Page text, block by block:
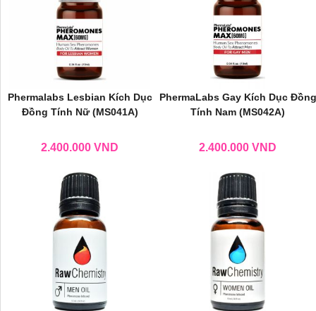
Phermalabs Lesbian Kích Dục
Đồng Tính Nữ (MS041A)
2.400.000 VND
PhermaLabs Gay Kích Dục Đồng
Tính Nam (MS042A)
2.400.000 VND